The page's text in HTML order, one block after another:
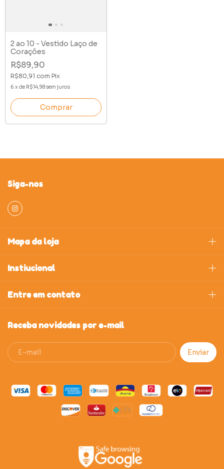
2 ao 10 - Vestido Laço de
Corações
R$89,90
R$80,91 com Pix
6 x de R$14,98sem juros
Comprar
Siga-nos
Mapa da loja
Instiucional
Entre em contato
Receba novidades por e-mail